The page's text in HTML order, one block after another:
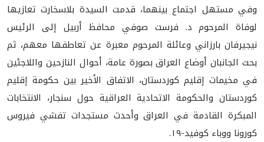
وفي مستهل اجتماع بينهما، قدمت السيدة بلاسخارت تعازيها
لوفاة المرحوم د. فرست صوفي محافظ أربيل إلى الرئيس
نيجيرفان بارزاني وعائلة المرحوم معبرة عن تعاطفها معهم، ثم
بحث الجانبان أوضاع العراق بصورة عامة، أحوال النازحين واللاجئين
في مخيمات إقليم كوردستان، الاتفاق الأخير بين حكومة إقليم
كوردستان والحكومة الاتحادية العراقية حول سنجار، الانتخابات
المبكرة القادمة في العراق وأحدث مستجدات تفشي فيروس
كورونا ووباء كوفيد-١٩.